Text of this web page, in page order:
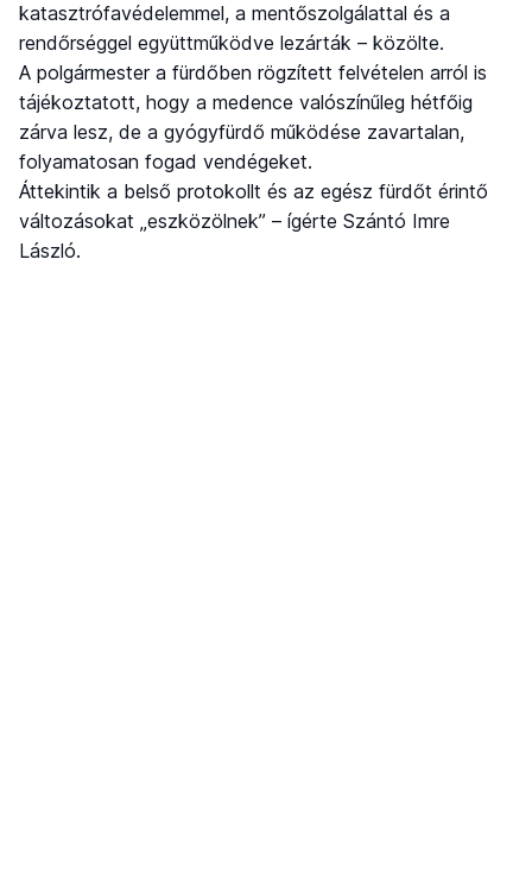
katasztrófavédelemmel, a mentőszolgálattal és a
rendőrséggel együttműködve lezárták – közölte.
A polgármester a fürdőben rögzített felvételen arról is
tájékoztatott, hogy a medence valószínűleg hétfőig
zárva lesz, de a gyógyfürdő működése zavartalan,
folyamatosan fogad vendégeket.
Áttekintik a belső protokollt és az egész fürdőt érintő
változásokat „eszközölnek” – ígérte Szántó Imre
László.